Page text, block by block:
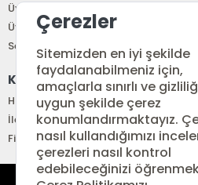
Üye Girişi
Üye Ol
Sepetim
KURUMSAL
Hakkımızda
İletişim
Fiyat Listesi
Çerezler
Sitemizden en iyi şekilde
faydalanabilmeniz için,
amaçlarla sınırlı ve
uygun şekilde çerez
konumlandırmaktayız.
nasıl kullandığımızı
çerezleri nasıl kontrol
edebileceğinizi